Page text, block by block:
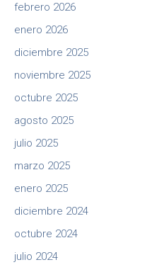
febrero 2026
enero 2026
diciembre 2025
noviembre 2025
octubre 2025
agosto 2025
julio 2025
marzo 2025
enero 2025
diciembre 2024
octubre 2024
julio 2024